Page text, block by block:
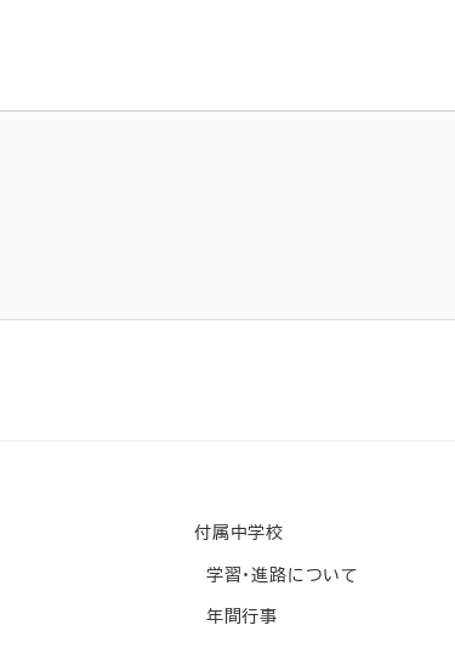
付属中学校
学習・進路について
年間行事